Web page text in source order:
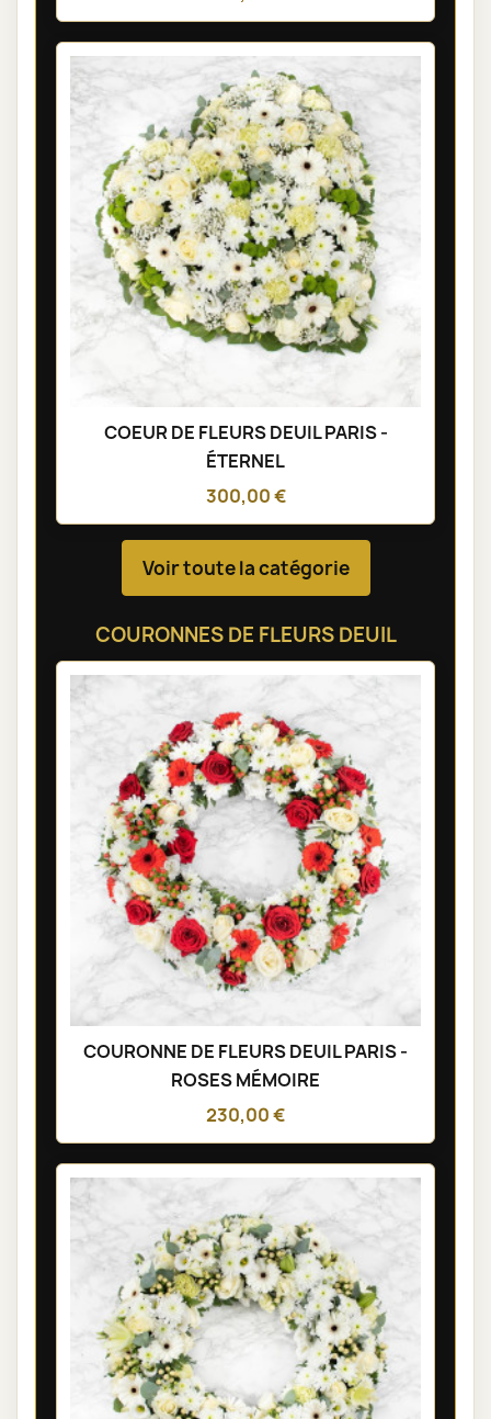
COEUR DE FLEURS DEUIL PARIS -
ÉTERNEL
300,00 €
Voir toute la catégorie
COURONNES DE FLEURS DEUIL
COURONNE DE FLEURS DEUIL PARIS -
ROSES MÉMOIRE
230,00 €